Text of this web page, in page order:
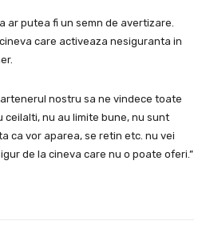
ar putea fi un semn de avertizare.
care activeaza nesiguranta in
nostru sa ne vindece toate
nu au limite bune, nu sunt
ca vor aparea, se retin etc. nu vei
de la cineva care nu o poate oferi.”